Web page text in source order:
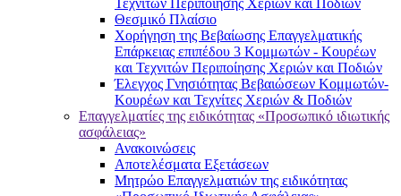
Τεχνιτών Περιποίησης Χεριών και Ποδιών
Θεσμικό Πλαίσιο
Χορήγηση της Βεβαίωσης Επαγγελματικής
Επάρκειας επιπέδου 3 Κομμωτών - Κουρέων
και Τεχνιτών Περιποίησης Χεριών και Ποδιών
Έλεγχος Γνησιότητας Βεβαιώσεων Κομμωτών-
Κουρέων και Τεχνίτες Χεριών & Ποδιών
Επαγγελματίες της ειδικότητας «Προσωπικό ιδιωτικής
ασφάλειας»
Ανακοινώσεις
Αποτελέσματα Εξετάσεων
Μητρώο Επαγγελματιών της ειδικότητας